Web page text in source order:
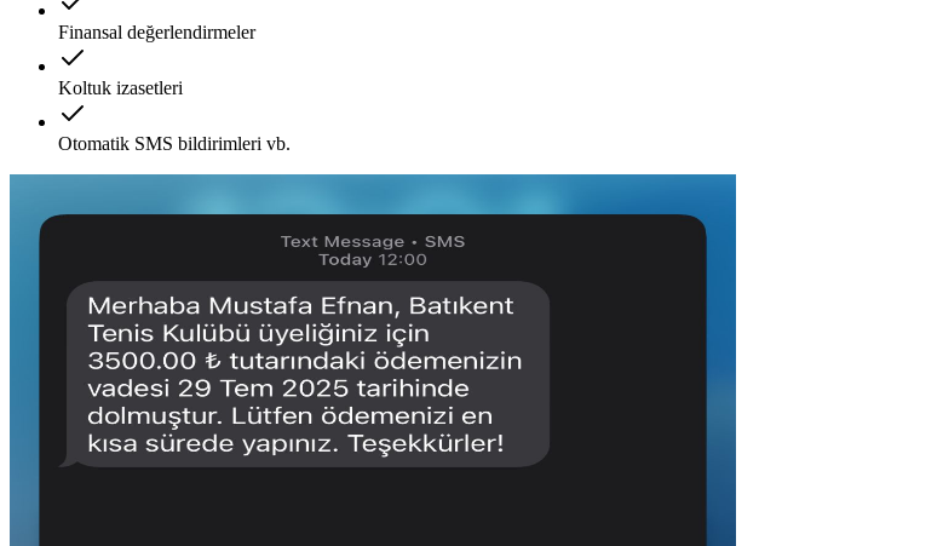
Finansal değerlendirmeler
Koltuk izasetleri
Otomatik SMS bildirimleri vb.